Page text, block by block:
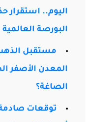
البورصة العالمية
المعدن الأصفر
الصاغة؟
توقعات